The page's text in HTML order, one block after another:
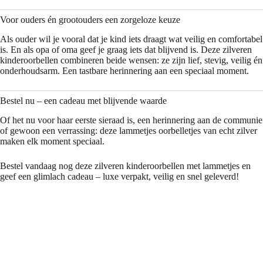
Voor ouders én grootouders een zorgeloze keuze
Als ouder wil je vooral dat je kind iets draagt wat veilig en comfortabel
is. En als opa of oma geef je graag iets dat blijvend is. Deze zilveren
kinderoorbellen combineren beide wensen: ze zijn lief, stevig, veilig én
onderhoudsarm. Een tastbare herinnering aan een speciaal moment.
Bestel nu – een cadeau met blijvende waarde
Of het nu voor haar eerste sieraad is, een herinnering aan de communie
of gewoon een verrassing: deze lammetjes oorbelletjes van echt zilver
maken elk moment speciaal.
Bestel vandaag nog deze zilveren kinderoorbellen met lammetjes en
geef een glimlach cadeau – luxe verpakt, veilig en snel geleverd!